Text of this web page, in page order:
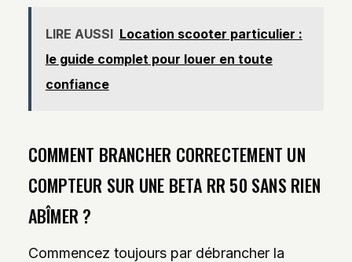
LIRE AUSSI Location scooter particulier :
le guide complet pour louer en toute
confiance
COMMENT BRANCHER CORRECTEMENT UN
COMPTEUR SUR UNE BETA RR 50 SANS RIEN
ABÎMER ?
Commencez toujours par débrancher la